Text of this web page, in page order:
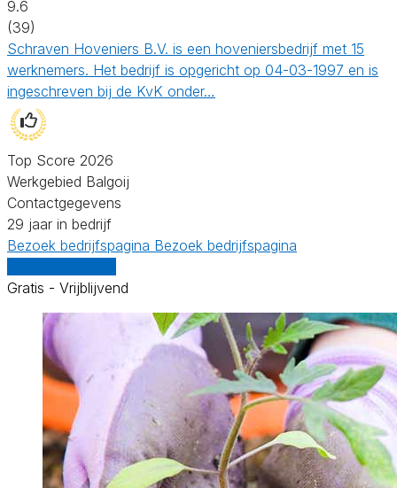
9.6
(39)
Schraven Hoveniers B.V. is een hoveniersbedrijf met 15
werknemers. Het bedrijf is opgericht op 04-03-1997 en is
ingeschreven bij de KvK onder…
Top Score 2026
Werkgebied Balgoij
Contactgegevens
29 jaar in bedrijf
Bezoek bedrijfspagina Bezoek bedrijfspagina
Gratis - Vrijblijvend